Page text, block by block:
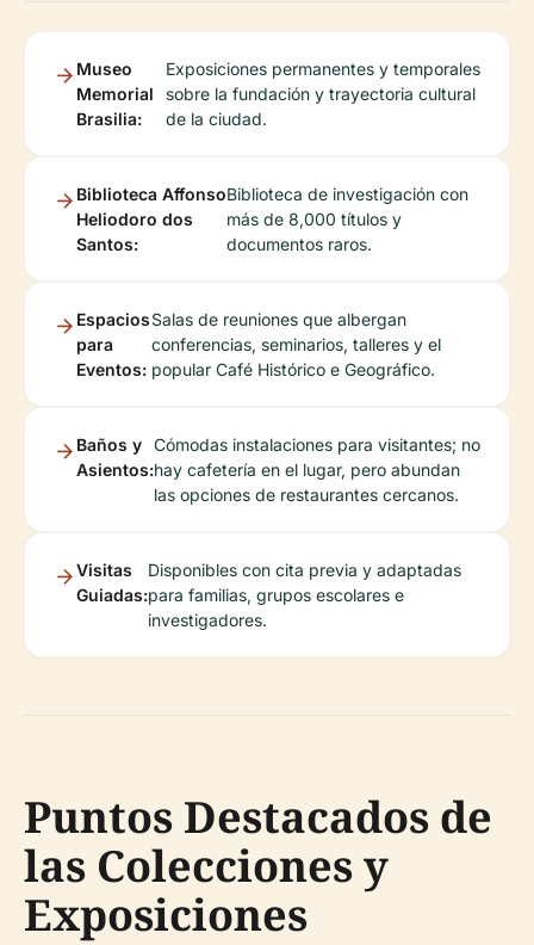
Museo
Memorial
Brasilia:
Exposiciones permanentes y temporales
sobre la fundación y trayectoria cultural
de la ciudad.
Biblioteca Affonso
Heliodoro dos
Santos:
Biblioteca de investigación con
más de 8,000 títulos y
documentos raros.
Espacios
para
Eventos:
Salas de reuniones que albergan
conferencias, seminarios, talleres y el
popular Café Histórico e Geográfico.
Baños y
Asientos:
Cómodas instalaciones para visitantes; no
hay cafetería en el lugar, pero abundan
las opciones de restaurantes cercanos.
Visitas
Guiadas:
Disponibles con cita previa y adaptadas
para familias, grupos escolares e
investigadores.
Puntos Destacados de
las Colecciones y
Exposiciones